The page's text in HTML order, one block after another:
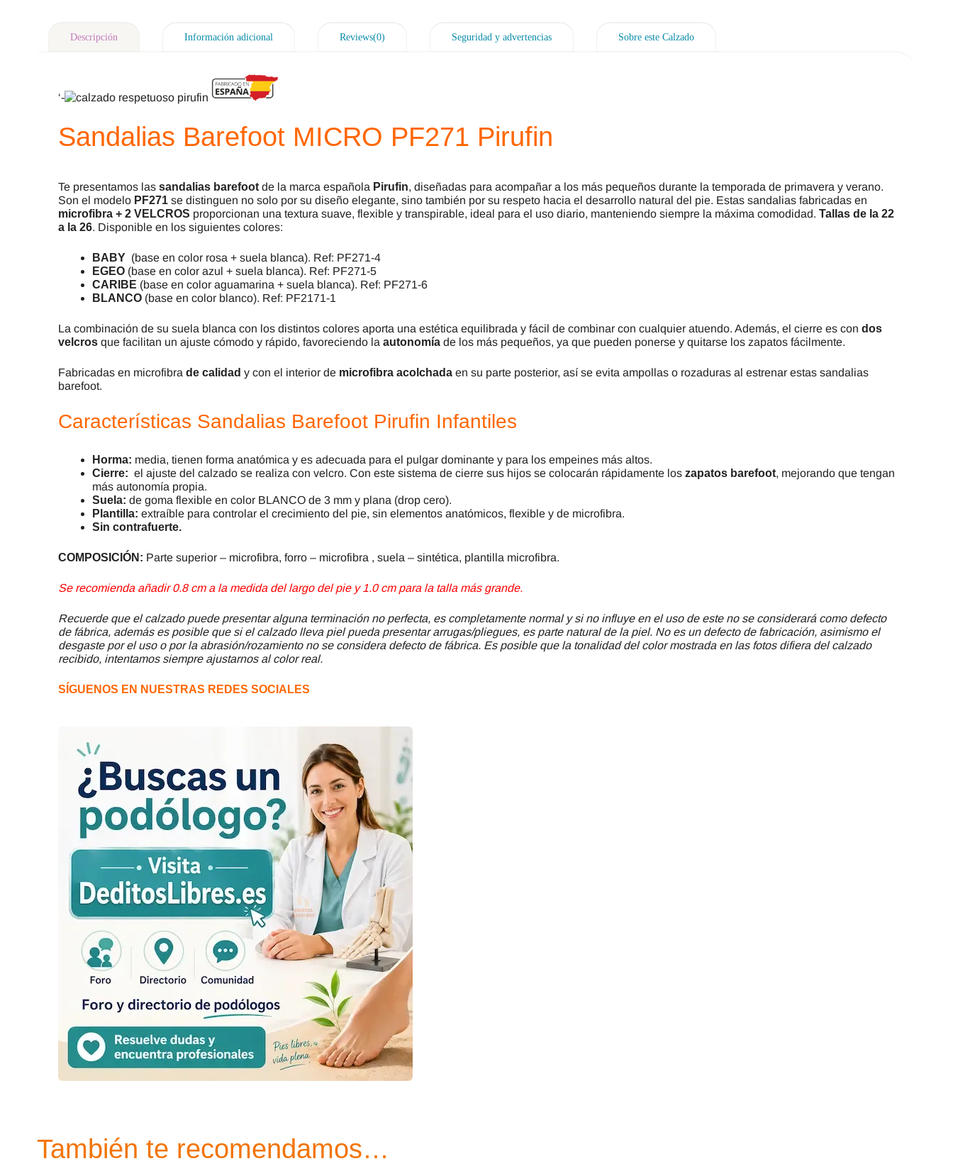
Descripción Información adicional Reviews(0) Seguridad y advertencias Sobre este Calzado
‘-
Sandalias Barefoot MICRO PF271 Pirufin
Te presentamos las sandalias barefoot de la marca española Pirufin, diseñadas para acompañar a los más pequeños durante la temporada de primavera y verano.
Son el modelo PF271 se distinguen no solo por su diseño elegante, sino también por su respeto hacia el desarrollo natural del pie. Estas sandalias fabricadas en
microfibra + 2 VELCROS proporcionan una textura suave, flexible y transpirable, ideal para el uso diario, manteniendo siempre la máxima comodidad. Tallas de la 22
a la 26. Disponible en los siguientes colores:
BABY (base en color rosa + suela blanca). Ref: PF271-4
EGEO (base en color azul + suela blanca). Ref: PF271-5
CARIBE (base en color aguamarina + suela blanca). Ref: PF271-6
BLANCO (base en color blanco). Ref: PF2171-1
La combinación de su suela blanca con los distintos colores aporta una estética equilibrada y fácil de combinar con cualquier atuendo. Además, el cierre es con dos
velcros que facilitan un ajuste cómodo y rápido, favoreciendo la autonomía de los más pequeños, ya que pueden ponerse y quitarse los zapatos fácilmente.
Fabricadas en microfibra de calidad y con el interior de microfibra acolchada en su parte posterior, así se evita ampollas o rozaduras al estrenar estas sandalias
barefoot.
Características Sandalias Barefoot Pirufin Infantiles
Horma: media, tienen forma anatómica y es adecuada para el pulgar dominante y para los empeines más altos.
Cierre: el ajuste del calzado se realiza con velcro. Con este sistema de cierre sus hijos se colocarán rápidamente los zapatos barefoot, mejorando que tengan
más autonomía propia.
Suela: de goma flexible en color BLANCO de 3 mm y plana (drop cero).
Plantilla: extraíble para controlar el crecimiento del pie, sin elementos anatómicos, flexible y de microfibra.
Sin contrafuerte.
COMPOSICIÓN: Parte superior – microfibra, forro – microfibra , suela – sintética, plantilla microfibra.
Se recomienda añadir 0.8 cm a la medida del largo del pie y 1.0 cm para la talla más grande.
Recuerde que el calzado puede presentar alguna terminación no perfecta, es completamente normal y si no influye en el uso de este no se considerará como defecto
de fábrica, además es posible que si el calzado lleva piel pueda presentar arrugas/pliegues, es parte natural de la piel. No es un defecto de fabricación, asimismo el
desgaste por el uso o por la abrasión/rozamiento no se considera defecto de fábrica. Es posible que la tonalidad del color mostrada en las fotos difiera del calzado
recibido, intentamos siempre ajustarnos al color real.
SÍGUENOS EN NUESTRAS REDES SOCIALES
También te recomendamos…